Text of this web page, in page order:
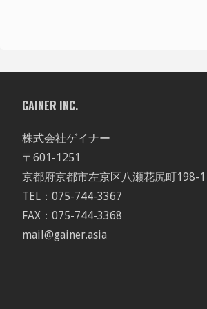
GAINER INC.
株式会社ゲイナー
〒601-1251
京都府京都市左京区八瀬花尻町198-1
TEL：075-744-3367
FAX：075-744-3368
mail@gainer.asia